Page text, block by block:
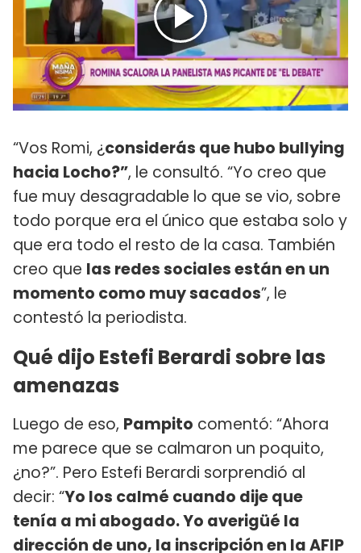
“Vos Romi, ¿considerás que hubo bullying
hacia Locho?”, le consultó. “Yo creo que
fue muy desagradable lo que se vio, sobre
todo porque era el único que estaba solo y
que era todo el resto de la casa. También
creo que las redes sociales están en un
momento como muy sacados”, le
contestó la periodista.
Qué dijo Estefi Berardi sobre las
amenazas
Luego de eso, Pampito comentó: “Ahora
me parece que se calmaron un poquito,
¿no?”. Pero Estefi Berardi sorprendió al
decir: “Yo los calmé cuando dije que
tenía a mi abogado. Yo averigüé la
dirección de uno, la inscripción en la AFIP